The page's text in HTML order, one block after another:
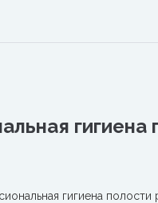
гигиена
гигиена